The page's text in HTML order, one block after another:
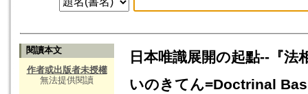
閱讀本文
作者或出版者未授權
無法提供閱讀
日本唯識展開の起點--『
いのきてん=Doctrinal